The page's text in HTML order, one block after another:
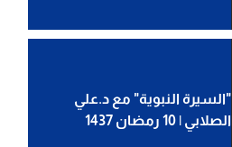
"السيرة النبوية" مع د.علي
الصلابي | 10 رمضان 1437